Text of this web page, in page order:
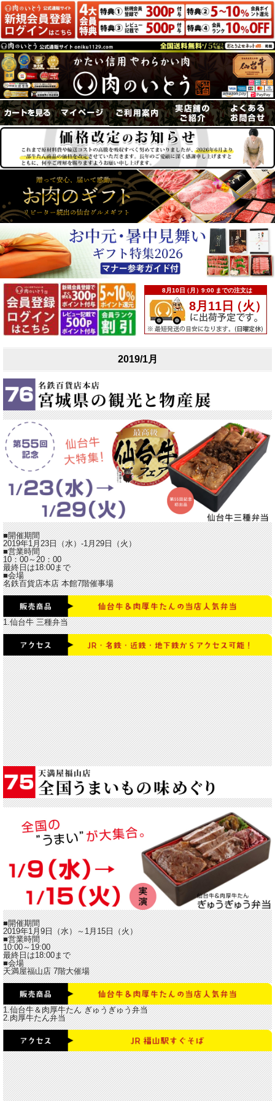
2019/1月
■開催期間
2019年1月23日（水）-1月29日（火）
■営業時間
10：00～20：00
最終日は18:00まで
■会場
名鉄百貨店本店 本館7階催事場
1.仙台牛 三種弁当
■開催期間
2019年1月9日（水）～1月15日（火）
■営業時間
10:00～19:00
最終日は18:00まで
■会場
天満屋福山店 7階大催場
1.仙台牛＆肉厚牛たん ぎゅうぎゅう弁当
2.肉厚牛たん弁当